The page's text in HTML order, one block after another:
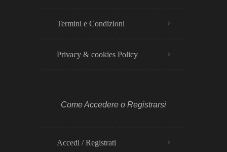
Termini e Condizioni
Privacy & cookies Policy​
Come Accedere o Registrarsi
Accedi / Registrati